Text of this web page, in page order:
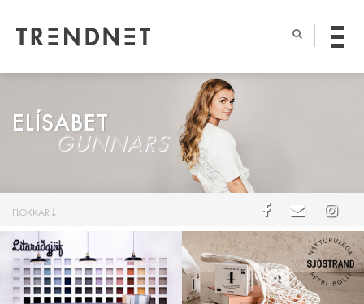
ELÍSABET
GUNNARS
FLOKKAR